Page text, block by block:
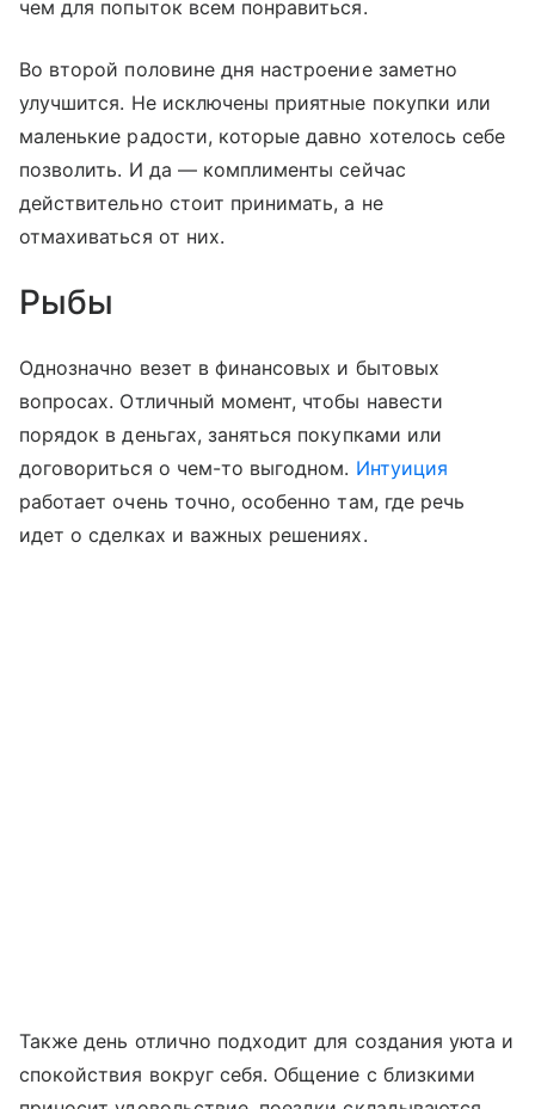
чем для попыток всем понравиться.
Во второй половине дня настроение заметно
улучшится. Не исключены приятные покупки или
маленькие радости, которые давно хотелось себе
позволить. И да — комплименты сейчас
действительно стоит принимать, а не
отмахиваться от них.
Рыбы
Однозначно везет в финансовых и бытовых
вопросах. Отличный момент, чтобы навести
порядок в деньгах, заняться покупками или
договориться о чем-то выгодном. Интуиция
работает очень точно, особенно там, где речь
идет о сделках и важных решениях.
Также день отлично подходит для создания уюта и
спокойствия вокруг себя. Общение с близкими